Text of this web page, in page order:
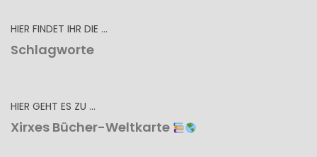
HIER FINDET IHR DIE …
Schlagworte
HIER GEHT ES ZU …
Xirxes Bücher-Weltkarte